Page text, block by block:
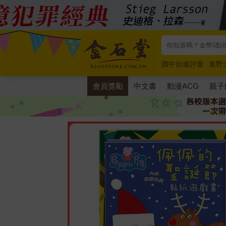
國中自修評量
東野
唯紅花綻放
奧德賽
會員獎勵 中文書 動漫ACG 親